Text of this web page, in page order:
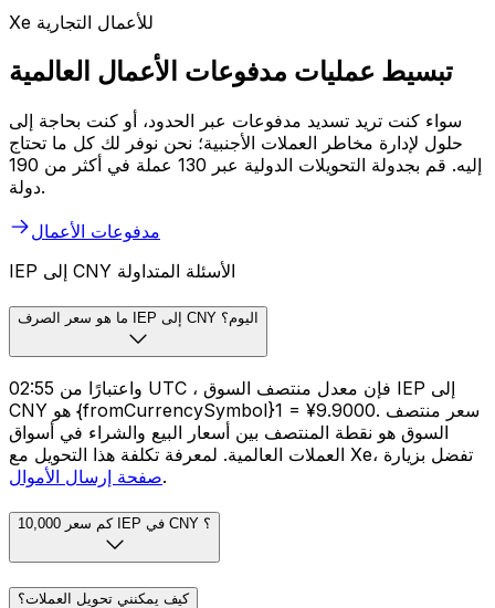
Xe للأعمال التجارية
تبسيط عمليات مدفوعات الأعمال العالمية
سواء كنت تريد تسديد مدفوعات عبر الحدود، أو كنت بحاجة إلى
حلول لإدارة مخاطر العملات الأجنبية؛ نحن نوفر لك كل ما تحتاج
إليه. قم بجدولة التحويلات الدولية عبر 130 عملة في أكثر من 190
دولة.
مدفوعات الأعمال
IEP إلى CNY الأسئلة المتداولة
ما هو سعر الصرف IEP إلى CNY اليوم؟
واعتبارًا من 02:55 UTC ، فإن معدل منتصف السوق IEP إلى
CNY هو {fromCurrencySymbol}1 = ¥9.9000. سعر منتصف
السوق هو نقطة المنتصف بين أسعار البيع والشراء في أسواق
العملات العالمية. لمعرفة تكلفة هذا التحويل مع Xe، تفضل بزيارة
صفحة إرسال الأموال.
كم سعر 10,000 IEP في CNY ؟
كيف يمكنني تحويل العملات؟